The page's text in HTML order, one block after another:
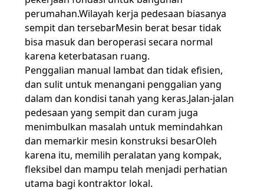
perumahan.Wilayah kerja pedesaan biasanya
sempit dan tersebarMesin berat besar tidak
bisa masuk dan beroperasi secara normal
karena keterbatasan ruang.
Penggalian manual lambat dan tidak efisien,
dan sulit untuk menangani penggalian yang
dalam dan kondisi tanah yang keras.Jalan-jalan
pedesaan yang sempit dan curam juga
menimbulkan masalah untuk memindahkan
dan memarkir mesin konstruksi besarOleh
karena itu, memilih peralatan yang kompak,
fleksibel dan mampu telah menjadi perhatian
utama bagi kontraktor lokal.